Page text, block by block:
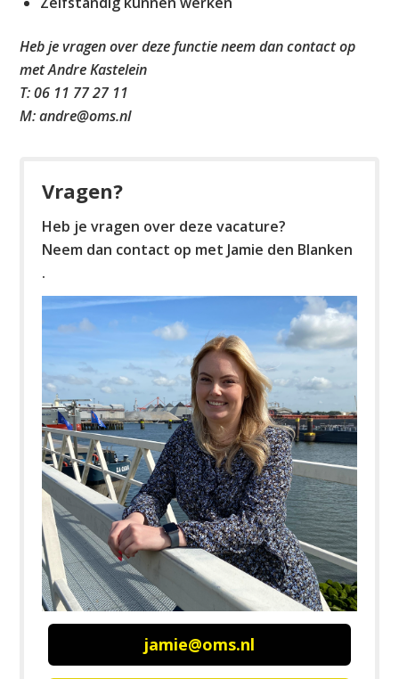
Heb je vragen over deze functie neem dan contact op
met Andre Kastelein
T: 06 11 77 27 11
M:andre@oms.nl
Vragen?
Heb je vragen over deze vacature?
Neem dan contact op met Jamie den Blanken
.
jamie@oms.nl